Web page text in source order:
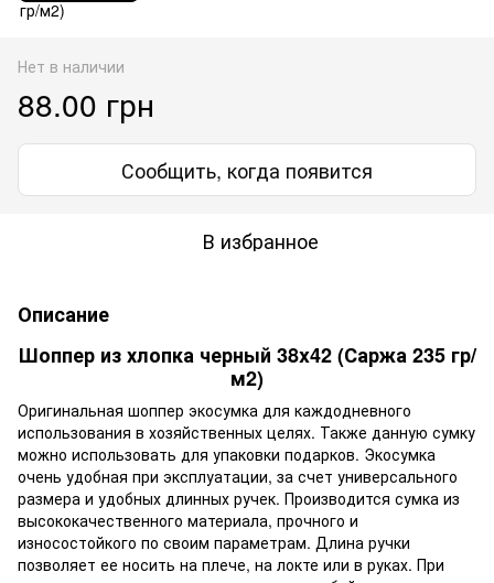
Нет в наличии
88.00 грн
Сообщить, когда появится
В избранное
Описание
Шоппер из хлопка черный 38x42 (Саржа 235 гр/
м2)
Оригинальная шоппер экосумка для каждодневного
использования в хозяйственных целях. Также данную сумку
можно использовать для упаковки подарков. Экосумка
очень удобная при эксплуатации, за счет универсального
размера и удобных длинных ручек. Производится сумка из
высококачественного материала, прочного и
износостойкого по своим параметрам. Длина ручки
позволяет ее носить на плече, на локте или в руках. При